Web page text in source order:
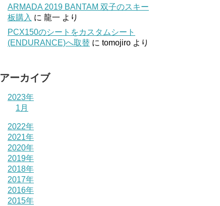
ARMADA 2019 BANTAM 双子のスキー
板購入 に 龍一 より
PCX150のシートをカスタムシート
(ENDURANCE)へ取替 に tomojiro より
アーカイブ
2023年
1月
2022年
2021年
2020年
2019年
2018年
2017年
2016年
2015年